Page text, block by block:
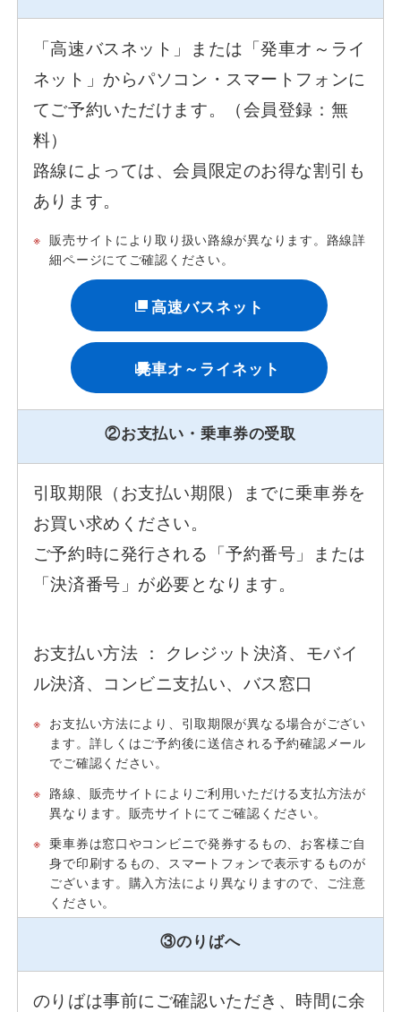
会社案内
安全安心への取組み
よくあるご質問
「高速バスネット」または「発車オ～ライ
ネット」からパソコン・スマートフォンに
てご予約いただけます。（会員登録：無
料）
路線によっては、会員限定のお得な割引も
あります。
※ 販売サイトにより取り扱い路線が異なります。路線詳
細ページにてご確認ください。
高速バスネット
発車オ～ライネット
②お支払い・乗車券の受取
引取期限（お支払い期限）までに乗車券を
お買い求めください。
ご予約時に発行される「予約番号」または
「決済番号」が必要となります。
お支払い方法 ： クレジット決済、モバイ
ル決済、コンビニ支払い、バス窓口
※ お支払い方法により、引取期限が異なる場合がござい
ます。詳しくはご予約後に送信される予約確認メール
でご確認ください。
※ 路線、販売サイトによりご利用いただける支払方法が
異なります。販売サイトにてご確認ください。
※ 乗車券は窓口やコンビニで発券するもの、お客様ご自
身で印刷するもの、スマートフォンで表示するものが
ございます。購入方法により異なりますので、ご注意
ください。
③のりばへ
のりばは事前にご確認いただき、時間に余